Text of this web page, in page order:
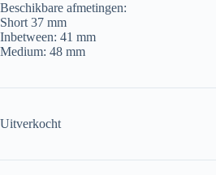
Beschikbare afmetingen:
Short 37 mm
Inbetween: 41 mm
Medium: 48 mm
Uitverkocht